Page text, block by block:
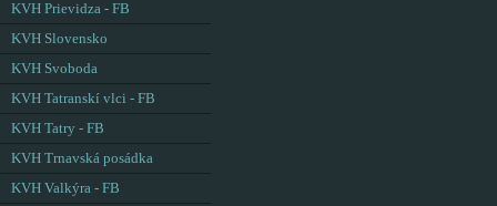
KVH Prievidza - FB
KVH Slovensko
KVH Svoboda
KVH Tatranskí vlci - FB
KVH Tatry - FB
KVH Trnavská posádka
KVH Valkýra - FB